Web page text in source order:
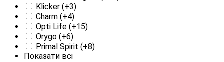
Klicker (+3)
Charm (+4)
Opti Life (+15)
Orygo (+6)
Primal Spirit (+8)
Показати всі